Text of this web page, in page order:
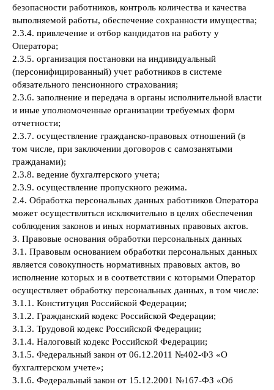
безопасности работников, контроль количества и качества
выполняемой работы, обеспечение сохранности имущества;
2.3.4. привлечение и отбор кандидатов на работу у
Оператора;
2.3.5. организация постановки на индивидуальный
(персонифицированный) учет работников в системе
обязательного пенсионного страхования;
2.3.6. заполнение и передача в органы исполнительной власти
и иные уполномоченные организации требуемых форм
отчетности;
2.3.7. осуществление гражданско-правовых отношений (в
том числе, при заключении договоров с самозанятыми
гражданами);
2.3.8. ведение бухгалтерского учета;
2.3.9. осуществление пропускного режима.
2.4. Обработка персональных данных работников Оператора
может осуществляться исключительно в целях обеспечения
соблюдения законов и иных нормативных правовых актов.
3. Правовые основания обработки персональных данных
3.1. Правовым основанием обработки персональных данных
является совокупность нормативных правовых актов, во
исполнение которых и в соответствии с которыми Оператор
осуществляет обработку персональных данных, в том числе:
3.1.1. Конституция Российской Федерации;
3.1.2. Гражданский кодекс Российской Федерации;
3.1.3. Трудовой кодекс Российской Федерации;
3.1.4. Налоговый кодекс Российской Федерации;
3.1.5. Федеральный закон от 06.12.2011 №402-ФЗ «О
бухгалтерском учете»;
3.1.6. Федеральный закон от 15.12.2001 №167-ФЗ «Об